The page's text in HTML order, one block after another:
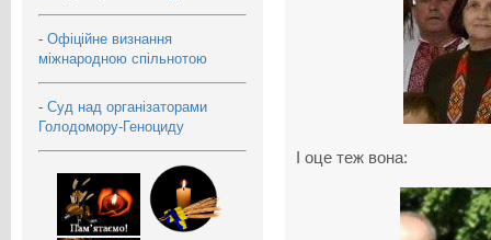
- Офіційне визнання
міжнародною спільнотою
- Суд над організаторами
Голодомору-Геноциду
І оце теж вона: